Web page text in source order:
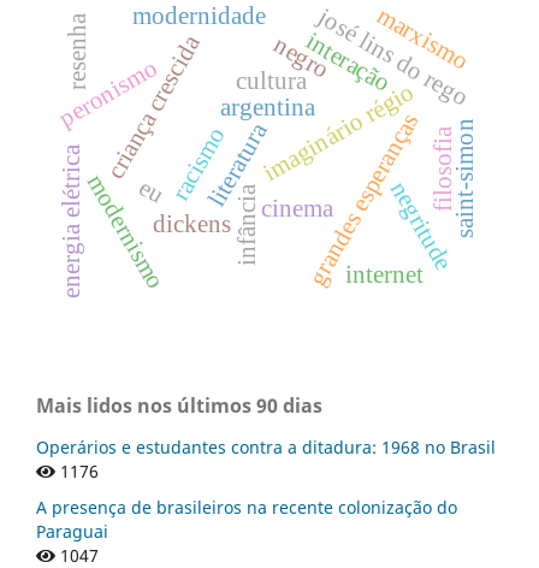
dickens infância grandes esperanças
criança crescida
cinema
imaginário régio
peronismo argentina
literatura
josé lins do rego
modernismo
cultura
negritude
negro
racismo
marxismo
eu
interação
internet
energia elétrica saint-simon
modernidade
filosofia
resenha
Mais lidos nos últimos 90 dias
Operários e estudantes contra a ditadura: 1968 no Brasil
1176
A presença de brasileiros na recente colonização do
Paraguai
1047